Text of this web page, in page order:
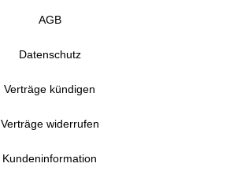
AGB
Datenschutz
Verträge kündigen
Verträge widerrufen
Kundeninformation